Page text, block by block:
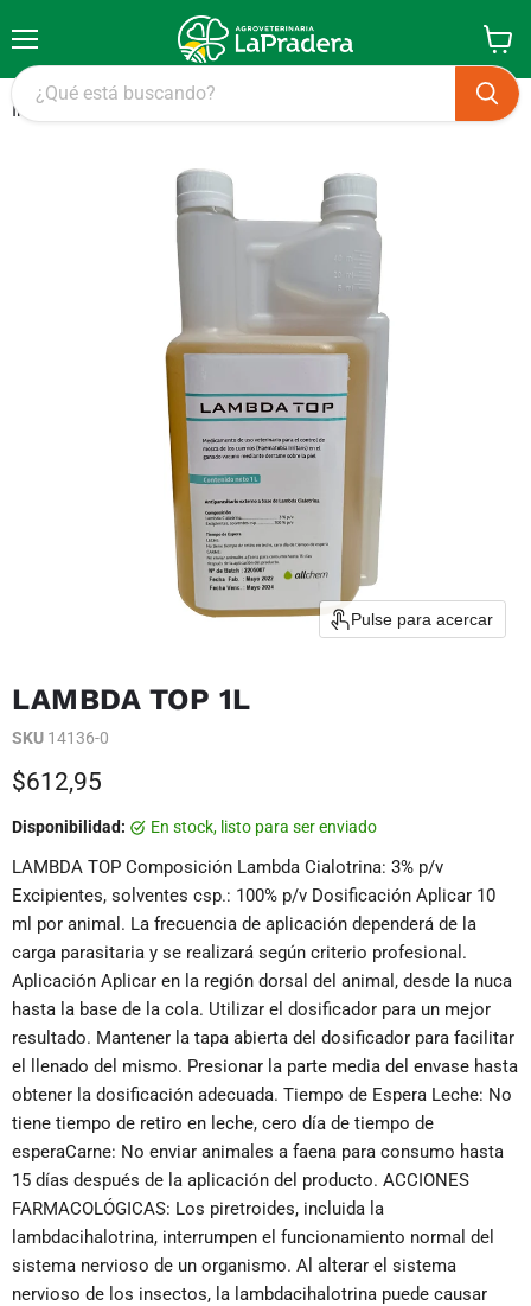
Ver
carrito
Inicio
Pulse para acercar
LAMBDA TOP 1L
SKU 14136-0
Precio actual
$612,95
Disponibilidad: en stock, listo para ser enviado
LAMBDA TOP Composición Lambda Cialotrina: 3% p/v
Excipientes, solventes csp.: 100% p/v Dosificación Aplicar 10
ml por animal. La frecuencia de aplicación dependerá de la
carga parasitaria y se realizará según criterio profesional.
Aplicación Aplicar en la región dorsal del animal, desde la nuca
hasta la base de la cola. Utilizar el dosificador para un mejor
resultado. Mantener la tapa abierta del dosificador para facilitar
el llenado del mismo. Presionar la parte media del envase hasta
obtener la dosificación adecuada. Tiempo de Espera Leche: No
tiene tiempo de retiro en leche, cero día de tiempo de
esperaCarne: No enviar animales a faena para consumo hasta
15 días después de la aplicación del producto. ACCIONES
FARMACOLÓGICAS: Los piretroides, incluida la
lambdacihalotrina, interrumpen el funcionamiento normal del
sistema nervioso de un organismo. Al alterar el sistema
nervioso de los insectos, la lambdacihalotrina puede causar